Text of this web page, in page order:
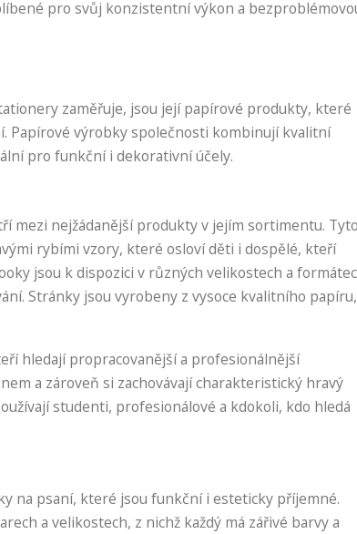
pro svůj konzistentní výkon a
zaměřuje, jsou její papírové produkty, které
Papírové výrobky společnosti kombinují kvalitní
pro funkční i dekorativní účely.
mezi nejžádanější produkty v jejím sortimentu.
rybími vzory, které osloví děti i dospělé, kteří
jsou k dispozici v různých velikostech a
Stránky jsou vyrobeny z vysoce kvalitního papíru,
hledají propracovanější a profesionálnější
a zároveň si zachovávají charakteristický hravý
studenti, profesionálové a kdokoli, kdo hledá
na psaní, které jsou funkční i esteticky příjemné.
a velikostech, z nichž každý má zářivé barvy a